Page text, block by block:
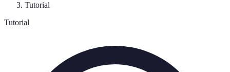
Tutorial
Tutorial